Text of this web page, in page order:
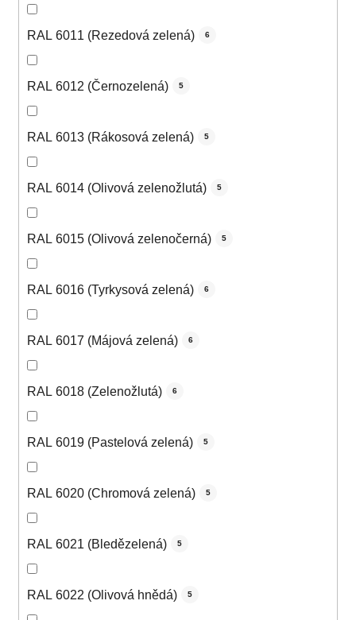
RAL 6011 (Rezedová zelená) 6
RAL 6012 (Černozelená) 5
RAL 6013 (Rákosová zelená) 5
RAL 6014 (Olivová zelenožlutá) 5
RAL 6015 (Olivová zelenočerná) 5
RAL 6016 (Tyrkysová zelená) 6
RAL 6017 (Májová zelená) 6
RAL 6018 (Zelenožlutá) 6
RAL 6019 (Pastelová zelená) 5
RAL 6020 (Chromová zelená) 5
RAL 6021 (Bledězelená) 5
RAL 6022 (Olivová hnědá) 5